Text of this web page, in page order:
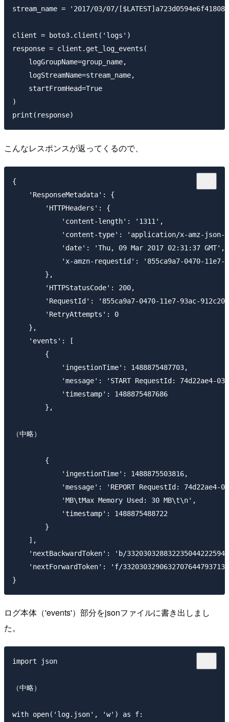
stream_name = '2017/03/07/
client = boto3.client('logs')
response = client.get_log_events(
    logGroupName=group_name,
    logStreamName=stream_name,
    startFromHead=True
)
こんなレスポンスが返ってくるので、
{
    'ResponseMetadata': {
        'HTTPHeaders': {
            'content-length': '1311',
'content-type': 'application/x-amz-json-
            'date': 'Thu, 09 Mar 2017 02:31:37 GMT',
'x-amzn-requestid': '855ca9a7-0470-11e7-
        },
        'HTTPStatusCode': 200,
'RequestId': '855ca9a7-0470-11e7-93ac-
        'RetryAttempts': 0
    },
    'events': [
        {
            'ingestionTime': 1488875487703,
'message': 'START RequestId: 74d22ae4-
            'timestamp': 1488875487686
        },
（中略）
        {
            'ingestionTime': 1488875503816,
'message': 'REPORT RequestId: 74d22ae4-
            'MB\tMax Memory Used: 30 MB\t\n',
            'timestamp': 1488875488722
        }
    ],
'nextBackwardToken': 'b/
'nextForwardToken': 'f/
ログ本体（'events'）部分をjsonファイルに書き出しまし
た。
import json
（中略）
with open('log.json', 'w') as f: